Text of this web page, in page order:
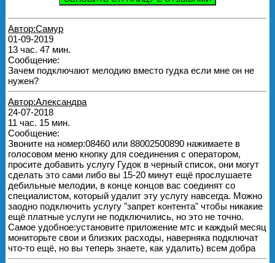
Автор:Самур
01-09-2019
13 час. 47 мин.
Сообщение:
Зачем подключают мелодию вместо гудка если мне он не
нужен?
Автор:Александра
24-07-2018
11 час. 15 мин.
Сообщение:
Звоните на номер:08460 или 88002500890 нажимаете в
голосовом меню кнопку для соединения с оператором,
просите добавить услугу Гудок в черный список, они могут
сделать это сами либо вы 15-20 минут ещё прослушаете
дебильные мелодии, в конце концов вас соединят со
специалистом, который удалит эту услугу навсегда. Можно
заодно подключить услугу "запрет контента" чтобы никакие
ещё платные услуги не подключились, но это не точно.
Самое удобное:установите приложение мтс и каждый месяц
мониторьте свои и близких расходы, наверняка подключат
что-то ещё, но вы теперь знаете, как удалить) всем добра